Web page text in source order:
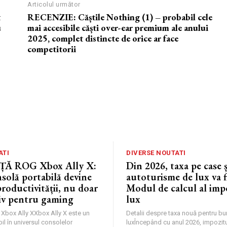
Articolul următor
RECENZIE: Căștile Nothing (1) – probabil cele
mai accesibile căști over-ear premium ale anului
2025, complet distincte de orice ar face
competitorii
ROG Xbox Ally X:
portabilă devine
nu doar
pentru gaming
Ally XXbox Ally X este un
în universul consolelor
DIVERSE NOUTATI
Din 2026, taxa pe case
autoturisme de lux va
Modul de calcul al
lux
Detalii despre taxa nouă pentru
luxÎncepând cu anul 2026,